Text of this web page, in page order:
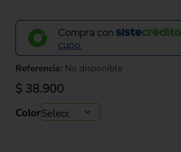
Compra con
cupo.
Referencia: No disponible
$ 38.900
Color